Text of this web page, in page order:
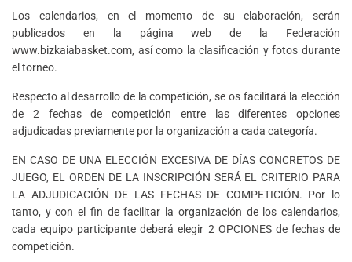
Los calendarios, en el momento de su elaboración, serán
publicados en la página web de la Federación
www.bizkaiabasket.com, así como la clasificación y fotos durante
el torneo.
Respecto al desarrollo de la competición, se os facilitará la elección
de 2 fechas de competición entre las diferentes opciones
adjudicadas previamente por la organización a cada categoría.
EN CASO DE UNA ELECCIÓN EXCESIVA DE DÍAS CONCRETOS DE
JUEGO, EL ORDEN DE LA INSCRIPCIÓN SERÁ EL CRITERIO PARA
LA ADJUDICACIÓN DE LAS FECHAS DE COMPETICIÓN. Por lo
tanto, y con el fin de facilitar la organización de los calendarios,
cada equipo participante deberá elegir 2 OPCIONES de fechas de
competición.